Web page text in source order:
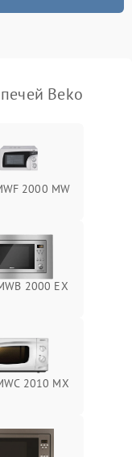
Подробнее →
Beko
2000 MW
2000 EX
2010 MX